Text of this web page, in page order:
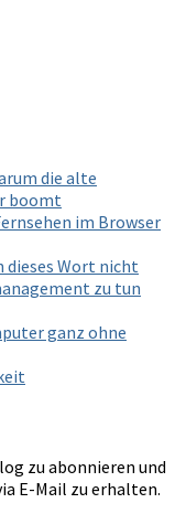
die alte
boomt
im Browser
dieses Wort nicht
zu tun
ganz ohne
zu abonnieren und
E-Mail zu erhalten.